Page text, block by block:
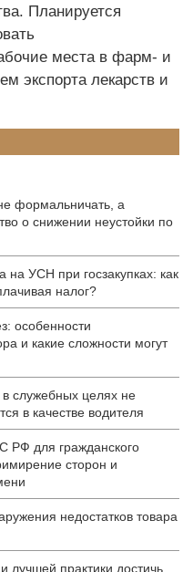
Планируется
места в фарм- и
экспорта лекарств и
формальничать, а
о снижении неустойки по
УСН при госзакупках: как
налог?
особенности
и какие сложности могут
в служебных целях не
в качестве водителя
РФ для гражданского
сторон и
недостатков товара
лучшей практики достичь